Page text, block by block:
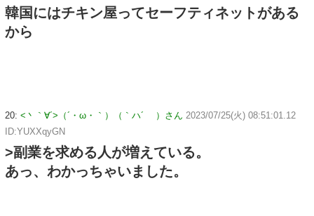
韓国にはチキン屋ってセーフティネットがある
から
20: <丶｀∀´>（´・ω・｀）（｀ハ´ ）さん 2023/07/25(火) 08:51:01.12
ID:YUXXqyGN
>副業を求める人が増えている。
あっ、わかっちゃいました。